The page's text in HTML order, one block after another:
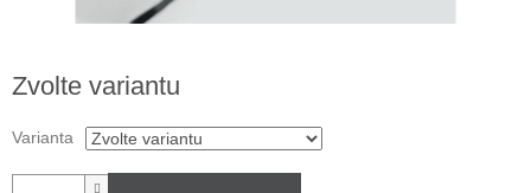
Zvolte variantu
Varianta